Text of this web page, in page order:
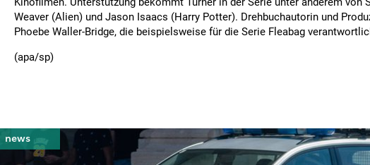
Weaver (Alien) und Jason Isaacs (Harry Potter). Drehbuchautorin und
Phoebe Waller-Bridge, die beispielsweise für die Serie Fleabag
(apa/sp)